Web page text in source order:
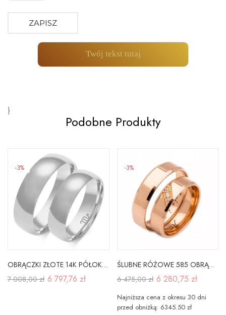
ZAPISZ
Twój tekst tutaj
}
Podobne Produkty
-3%
OBRĄCZKI ZŁOTE 14K PÓŁOKRĄGŁE SOCZEWKA A-104B
7 008,00 zł 6 797,76 zł
-3%
ŚLUBNE RÓŻOWE 585 OBRĄCZKI PŁASKIE 5mm BRYLANT
6 475,00 zł 6 280,75 zł
Najniższa cena z okresu 30 dni
przed obniżką: 6345.50 zł